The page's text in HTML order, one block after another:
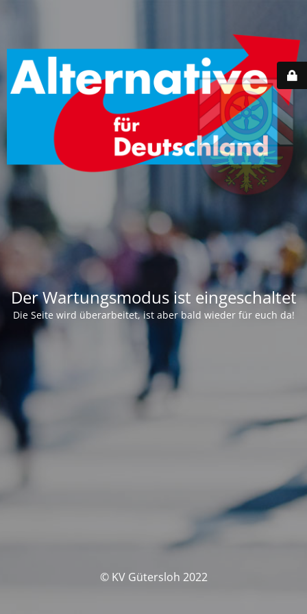
Der Wartungsmodus ist eingeschaltet
Die Seite wird überarbeitet, ist aber bald wieder für euch da!
© KV Gütersloh 2022